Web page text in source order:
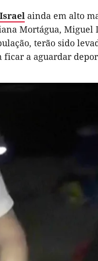
ainda em alto
Mortágua,
terão sido
a aguardar